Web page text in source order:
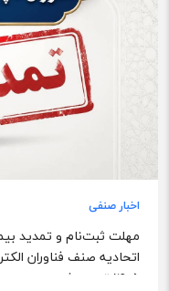
اخبار صنفی
مهلت ثبت‌نام و تمدید
اتحادیه صنف فناوران
۱۴۰۵ تمدید شد.